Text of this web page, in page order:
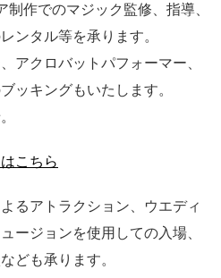
作でのマジック監修、指導、
ンタル等を承ります。
アクロバットパフォーマー、
ッキングもいたします。
こちら
るアトラクション、ウエディ
ージョンを使用しての入場、
ども承ります。